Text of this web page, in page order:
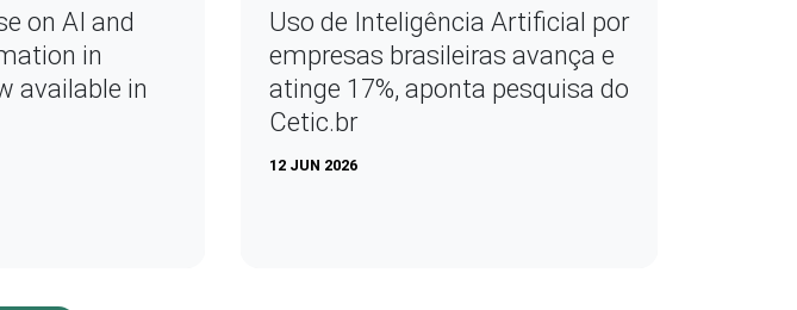
on AI and
in
available in
Uso de Inteligência Artificial por
empresas brasileiras avança e
atinge 17%, aponta pesquisa do
Cetic.br
12 JUN 2026